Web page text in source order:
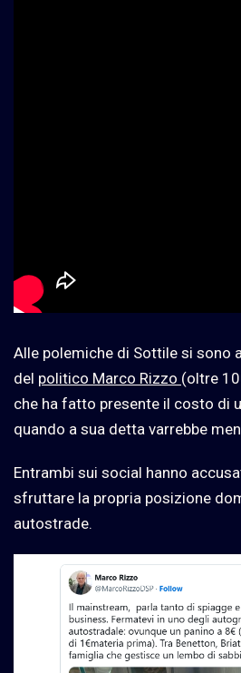
Alle polemiche di Sottile si sono
del politico Marco Rizzo (oltre
che ha fatto presente il costo di
quando a sua detta varrebbe
Entrambi sui social hanno
sfruttare la propria posizione
autostrade.